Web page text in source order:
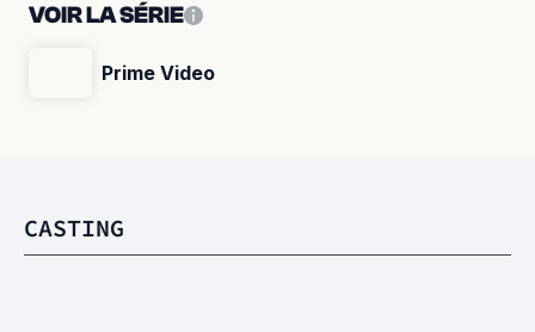
VOIR LA SÉRIE
Prime Video
CASTING